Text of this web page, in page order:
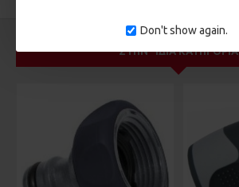
Don't show again.
ΣΤΗΝ ΄ΙΔΙΑ ΚΑΤΗΓΟΡΊΑ